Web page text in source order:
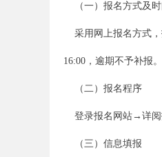
（一）报名方式及时
采用网上报名方式，
16:00，逾期不予补报。
（二）报名程序
登录报名网站→详阅
（三）信息填报